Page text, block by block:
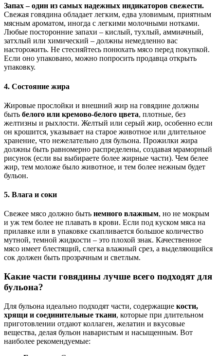
Запах – один из самых надежных индикаторов свежести.
Свежая говядина обладает легким, едва уловимым, приятным
мясным ароматом, иногда с легкими молочными нотками.
Любые посторонние запахи – кислый, тухлый, аммиачный,
затхлый или химический – должны немедленно вас
насторожить. Не стесняйтесь понюхать мясо перед покупкой.
Если оно упаковано, можно попросить продавца открыть
упаковку.
4. Состояние жира
Жировые прослойки и внешний жир на говядине должны
быть белого или кремово-белого цвета, плотные, без
желтизны и рыхлости. Желтый или серый жир, особенно если
он крошится, указывает на старое животное или длительное
хранение, что нежелательно для бульона. Прожилки жира
должны быть равномерно распределены, создавая мраморный
рисунок (если вы выбираете более жирные части). Чем белее
жир, тем моложе было животное, и тем более нежным будет
бульон.
5. Влага и соки
Свежее мясо должно быть немного влажным, но не мокрым
и уж тем более не плавать в крови. Если под куском мяса на
прилавке или в упаковке скапливается большое количество
мутной, темной жидкости – это плохой знак. Качественное
мясо имеет блестящий, слегка влажный срез, а выделяющийся
сок должен быть прозрачным и светлым.
Какие части говядины лучше всего подходят для
бульона?
Для бульона идеально подходят части, содержащие кости,
хрящи и соединительные ткани, которые при длительном
приготовлении отдают коллаген, желатин и вкусовые
вещества, делая бульон наваристым и насыщенным. Вот
наиболее рекомендуемые: